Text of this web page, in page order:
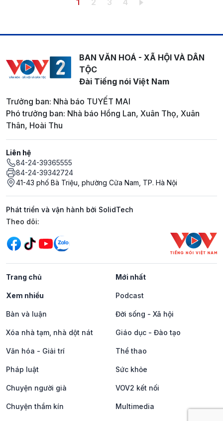
BAN VĂN HOÁ - XÃ HỘI VÀ DÂN
TỘC
Đài Tiếng nói Việt Nam
Trưởng ban: Nhà báo TUYẾT MAI
Phó trưởng ban: Nhà báo Hồng Lan, Xuân Thọ, Xuân
Thân, Hoài Thu
Liên hệ
84-24-39365555
84-24-39342724
41-43 phố Bà Triệu, phường Cửa Nam, TP. Hà Nội
Phát triển và vận hành bởi SolidTech
Mạng xã hội
Theo dõi:
Trang chủ Mới nhất
Xem nhiều Podcast
Bàn và luận Đời sống - Xã hội
Xóa nhà tạm, nhà dột nát Giáo dục - Đào tạo
Văn hóa - Giải trí Thể thao
Pháp luật Sức khỏe
Chuyện người già VOV2 kết nối
Chuyện thầm kín Multimedia